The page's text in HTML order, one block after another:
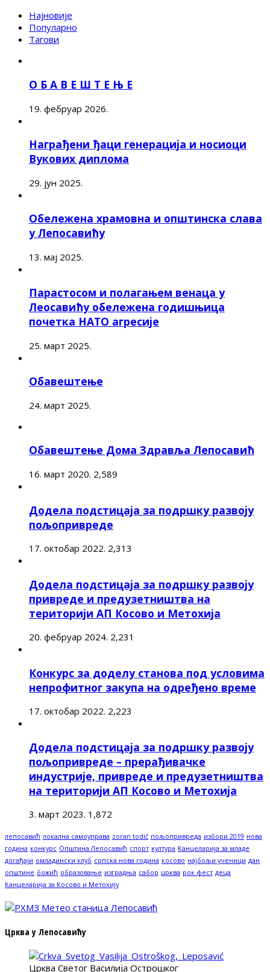
Најновије
Популарно
Тагови
О Б А В Е Ш Т Е Њ Е
19. фебруар 2026.
Награђени ђаци генерација и носиоци
Вукових диплома
29. јун 2025.
Обележена храмовна и општинска слава
у Лепосавићу
13. мај 2025.
Парастосом и полагањем венаца у
Леосавићу обележена годишњица
почетка НАТО агресије
25. март 2025.
Обавештење
24. март 2025.
Обавештење Дома Здравља Лепосавић
16. март 2020. 2,589
Додела подстицаја за подршку развоју
пољопривреде
17. октобар 2022. 2,313
Додела подстицаја за подршку развоју
привреде и предузетништва на
територији АП Косово и Метохија
20. фебруар 2024. 2,231
Конкурс за доделу станова под условима
непрофитног закупа на одређено време
17. октобар 2022. 2,223
Додела подстицаја за подршку развоју
пољопривреде – прерађивачке
индустрије, привреде и предузетништва
на територији АП Косово и Метохија
3. март 2023. 1,872
лепосавић локална самоуправа zoran todić пољопривреда избори 2019 нова
година конкурс Општина Лепосавић спорт култура Канцеларија за младе
догађаји омладински клуб српска нова година косово најбољи ученици дан
општине божић образовање изградња сабор црква рок фест деца
Канцеларија за Косово и Метохију
Црква у Лепосавићу
Црква Светог Василија Острошког